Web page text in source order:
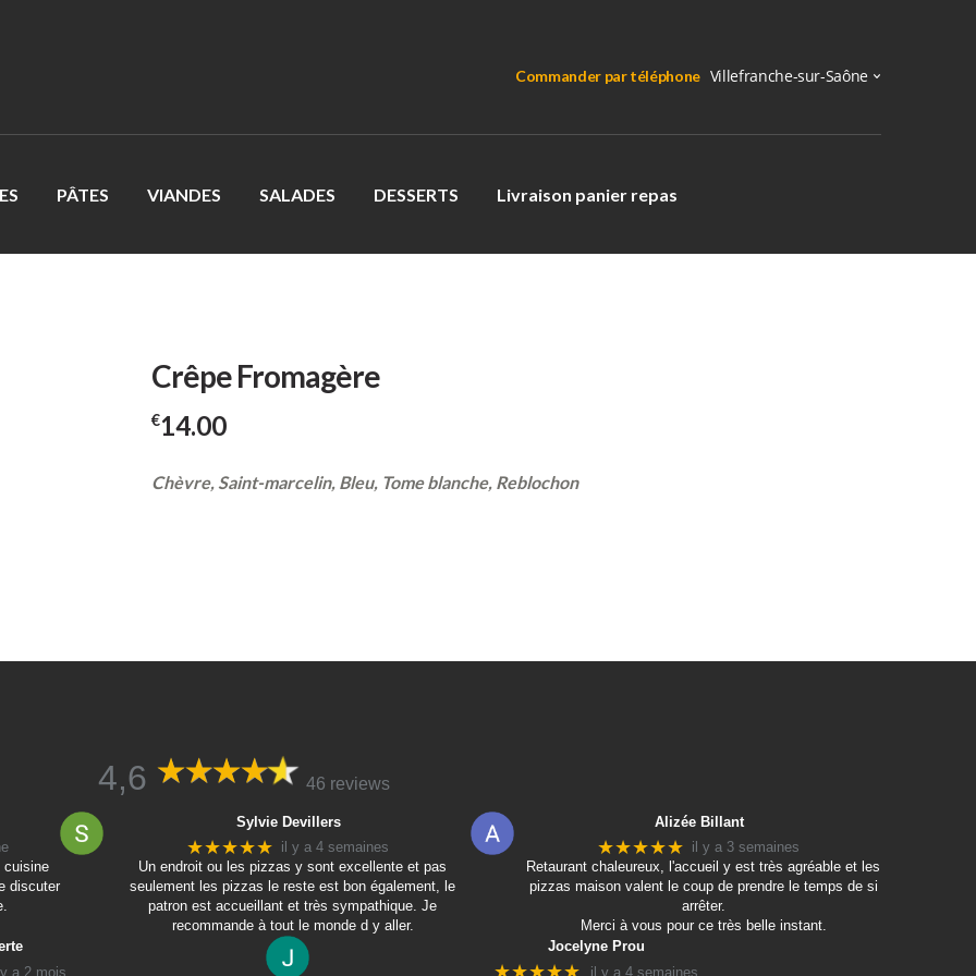
Commander par téléphone
PÂTES VIANDES SALADES DESSERTS Livraison panier repas
Crêpe Fromagère
€14.00
Chèvre, Saint-marcelin, Bleu, Tome blanche, Reblochon
4,6 46 reviews
cuisine
discuter
Sylvie Devillers
★★★★★ il y a 4 semaines
Un endroit ou les pizzas y sont excellente et pas
seulement les pizzas le reste est bon également, le
patron est accueillant et très sympathique. Je
recommande à tout le monde d y aller.
Alizée Billant
★★★★★ il y a 3 semaines
Retaurant chaleureux, l'accueil y est très agréable et les
pizzas maison valent le coup de prendre le temps de si
arrêter.
Merci à vous pour ce très belle instant.
a 2 mois
Jocelyne Prou
il y a 4 semaines